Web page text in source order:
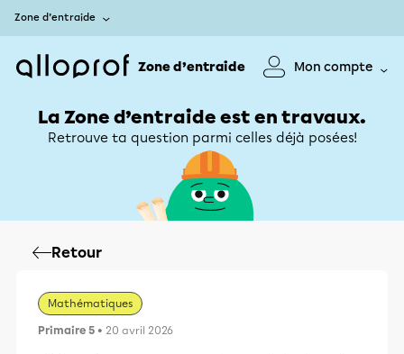
Zone d’entraide
Zone d’entraide Mon compte
La Zone d’entraide est en travaux.
Retrouve ta question parmi celles déjà posées!
Retour
Mathématiques
Primaire 5 • 20 avril 2026